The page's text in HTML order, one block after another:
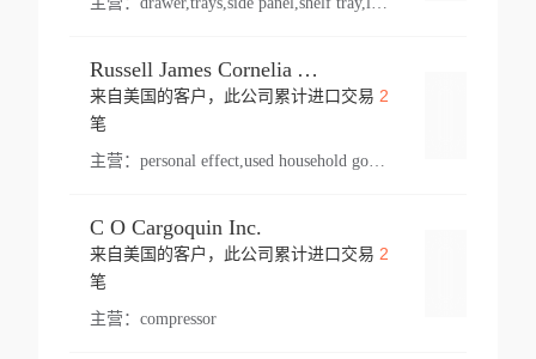
Russell James Cornelia Arlington Va
来自美国的客户，此公司累计进口交易 2
笔
主营： personal effect,used household goods
C O Cargoquin Inc.
来自美国的客户，此公司累计进口交易 2
笔
主营： compressor